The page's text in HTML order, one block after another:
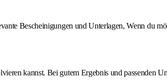
Bescheinigungen und Unterlagen, Wenn du
kannst. Bei gutem Ergebnis und passenden